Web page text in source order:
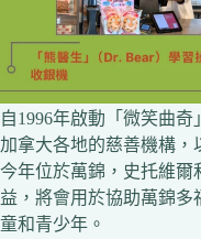
自1996年啟動「微笑曲
加拿大各地的慈善機構，
今年位於萬錦，史托維爾
益，將會用於協助萬錦多
童和青少年。